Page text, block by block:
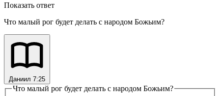
Показать ответ
Что малый рог будет делать с народом Божьим?
Даниил 7:25
Что малый рог будет делать с народом Божьим?